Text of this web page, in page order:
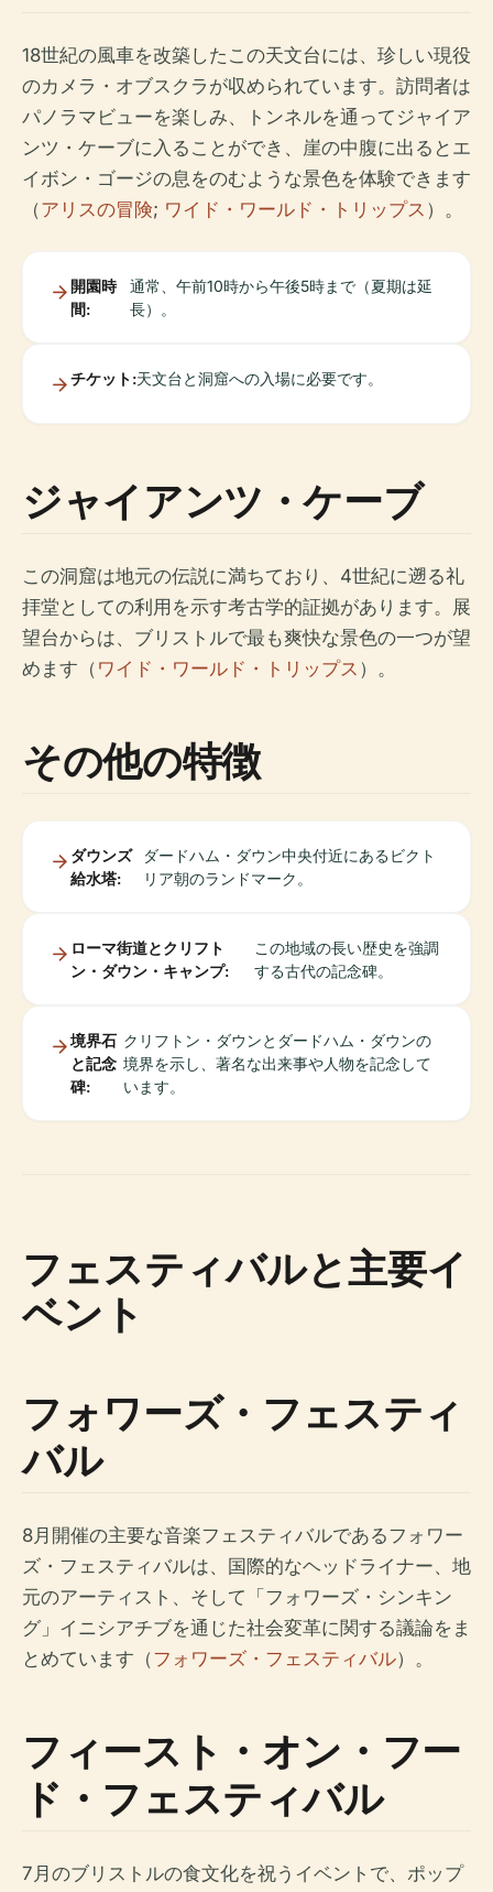
18世紀の風車を改築したこの天文台には、珍しい現役
のカメラ・オブスクラが収められています。訪問者は
パノラマビューを楽しみ、トンネルを通ってジャイア
ンツ・ケーブに入ることができ、崖の中腹に出るとエ
イボン・ゴージの息をのむような景色を体験できます
（アリスの冒険; ワイド・ワールド・トリップス ）。
開園時
間:
通常、午前10時から午後5時まで（夏期は延
長）。
チケット:天文台と洞窟への入場に必要です。
ジャイアンツ・ケーブ
この洞窟は地元の伝説に満ちており、4世紀に遡る礼
拝堂としての利用を示す考古学的証拠があります。展
望台からは、ブリストルで最も爽快な景色の一つが望
めます（ ワイド・ワールド・トリップス ）。
その他の特徴
ダウンズ
給水塔:
ダードハム・ダウン中央付近にあるビクト
リア朝のランドマーク。
ローマ街道とクリフト
ン・ダウン・キャンプ:
この地域の長い歴史を強調
する古代の記念碑。
境界石
と記念
碑:
クリフトン・ダウンとダードハム・ダウンの
境界を示し、著名な出来事や人物を記念して
います。
フェスティバルと主要イ
ベント
フォワーズ・フェスティ
バル
8月開催の主要な音楽フェスティバルであるフォワー
ズ・フェスティバルは、国際的なヘッドライナー、地
元のアーティスト、そして「フォワーズ・シンキン
グ」イニシアチブを通じた社会変革に関する議論をま
とめています（フォワーズ・フェスティバル）。
フィースト・オン・フー
ド・フェスティバル
7月のブリストルの食文化を祝うイベントで、ポップ